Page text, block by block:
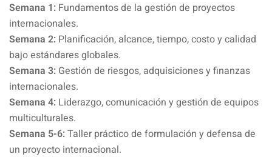
Semana 1: Fundamentos de la gestión de proyectos
internacionales.
Semana 2: Planificación, alcance, tiempo, costo y calidad
bajo estándares globales.
Semana 3: Gestión de riesgos, adquisiciones y finanzas
internacionales.
Semana 4: Liderazgo, comunicación y gestión de equipos
multiculturales.
Semana 5-6: Taller práctico de formulación y defensa de
un proyecto internacional.